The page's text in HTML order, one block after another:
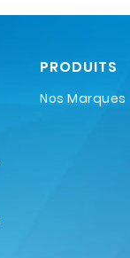
PRODUITS
Nos Marques